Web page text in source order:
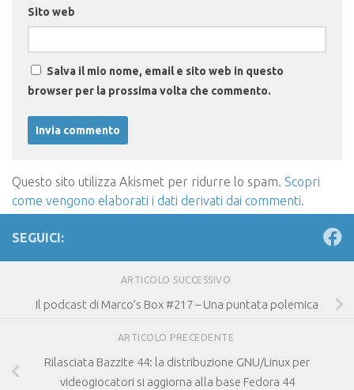
Sito web
Salva il mio nome, email e sito web in questo
browser per la prossima volta che commento.
Questo sito utilizza Akismet per ridurre lo spam. Scopri
come vengono elaborati i dati derivati dai commenti.
SEGUICI:
ARTICOLO SUCCESSIVO
Il podcast di Marco’s Box #217 – Una puntata polemica
ARTICOLO PRECEDENTE
Rilasciata Bazzite 44: la distribuzione GNU/Linux per
videogiocatori si aggiorna alla base Fedora 44